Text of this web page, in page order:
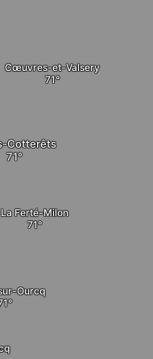
Cotterêts
La Ferté-Milon
Cœuvres-et-Valsery
Ourcq